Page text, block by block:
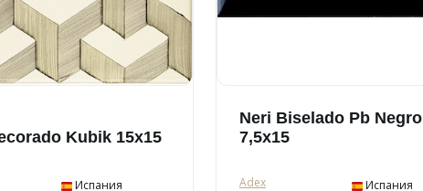
Kubik 15x15
Испания
Neri Biselado Pb Negro
7,5x15
Adex Испания